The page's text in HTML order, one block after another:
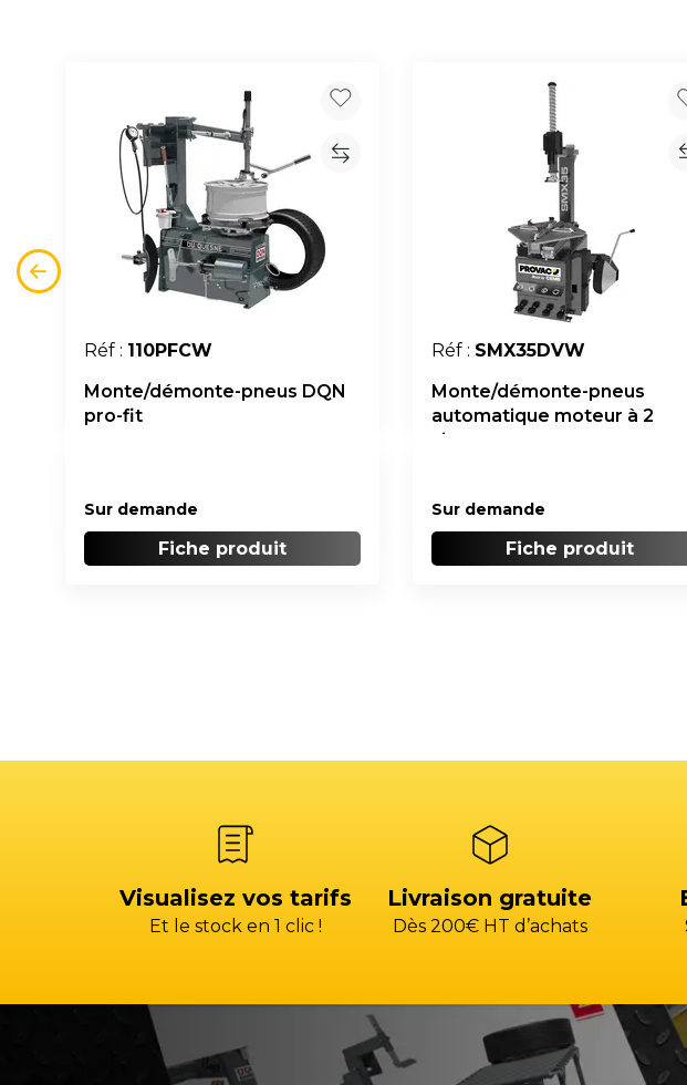
Réf : 110PFCW
Monte/démonte-pneus DQN
pro-fit
Sur demande
Fiche produit
Réf : SMX35DVW
Monte/démonte-pneus
automatique moteur à 2
vitesses
Sur demande
Fiche produit
Visualisez vos tarifs
Et le stock en 1 clic !
Livraison gratuite
Dès 200€ HT d’achats